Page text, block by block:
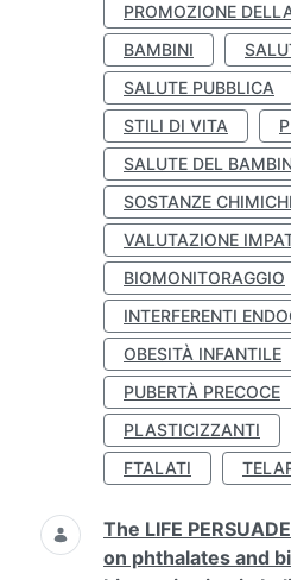
PROMOZIONE
BAMBINI
SALUTE PUBBLICA
STILI DI VITA
SALUTE DEL
SOSTANZE
VALUTAZIONE
BIOMONITORAGGIO
INTERFERENTI
OBESITÀ INFANTILE
PUBERTÀ PRECOCE
PLASTICIZZANTI
FTALATI
The LIFE
on phthalates and